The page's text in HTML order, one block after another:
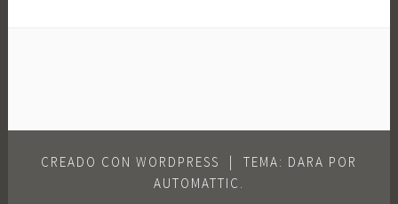
CREADO CON WORDPRESS |
TEMA: DARA POR
AUTOMATTIC .